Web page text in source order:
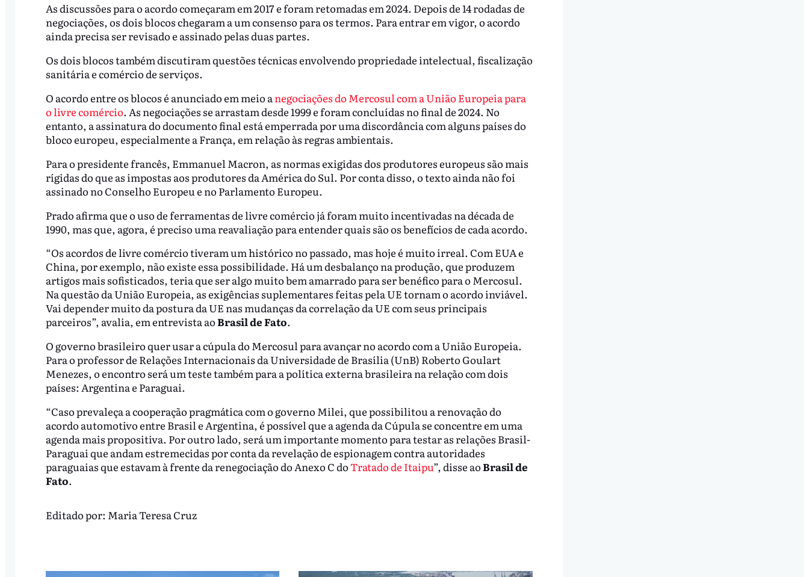
As discussões para o acordo começaram em 2017 e foram retomadas em 2024. Depois de 14 rodadas de
negociações, os dois blocos chegaram a um consenso para os termos. Para entrar em vigor, o acordo
ainda precisa ser revisado e assinado pelas duas partes.
Os dois blocos também discutiram questões técnicas envolvendo propriedade intelectual, fiscalização
sanitária e comércio de serviços.
O acordo entre os blocos é anunciado em meio a negociações do Mercosul com a União Europeia para
o livre comércio. As negociações se arrastam desde 1999 e foram concluídas no final de 2024. No
entanto, a assinatura do documento final está emperrada por uma discordância com alguns países do
bloco europeu, especialmente a França, em relação às regras ambientais.
Para o presidente francês, Emmanuel Macron, as normas exigidas dos produtores europeus são mais
rígidas do que as impostas aos produtores da América do Sul. Por conta disso, o texto ainda não foi
assinado no Conselho Europeu e no Parlamento Europeu.
Prado afirma que o uso de ferramentas de livre comércio já foram muito incentivadas na década de
1990, mas que, agora, é preciso uma reavaliação para entender quais são os benefícios de cada acordo.
“Os acordos de livre comércio tiveram um histórico no passado, mas hoje é muito irreal. Com EUA e
China, por exemplo, não existe essa possibilidade. Há um desbalanço na produção, que produzem
artigos mais sofisticados, teria que ser algo muito bem amarrado para ser benéfico para o Mercosul.
Na questão da União Europeia, as exigências suplementares feitas pela UE tornam o acordo inviável.
Vai depender muito da postura da UE nas mudanças da correlação da UE com seus principais
parceiros”, avalia, em entrevista aoBrasil de Fato.
O governo brasileiro quer usar a cúpula do Mercosul para avançar no acordo com a União Europeia.
Para o professor de Relações Internacionais da Universidade de Brasília (UnB) Roberto Goulart
Menezes, o encontro será um teste também para a política externa brasileira na relação com dois
países: Argentina e Paraguai.
“Caso prevaleça a cooperação pragmática com o governo Milei, que possibilitou a renovação do
acordo automotivo entre Brasil e Argentina, é possível que a agenda da Cúpula se concentre em uma
agenda mais propositiva. Por outro lado, será um importante momento para testar as relações Brasil-
Paraguai que andam estremecidas por conta da revelação de espionagem contra autoridades
paraguaias que estavam à frente da renegociação do Anexo C doTratado de Itaipu”, disse aoBrasil de
Fato.
Editado por: Maria Teresa Cruz